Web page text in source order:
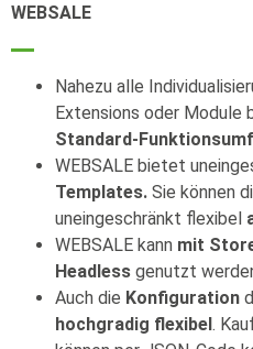
WEBSALE
Nahezu alle
Extensions oder Module
Standard-
WEBSALE bietet
Templates. Sie können
uneingeschränkt flexibel
WEBSALE kann mit
Headless genutzt
Auch die Konfiguration
hochgradig flexibel.